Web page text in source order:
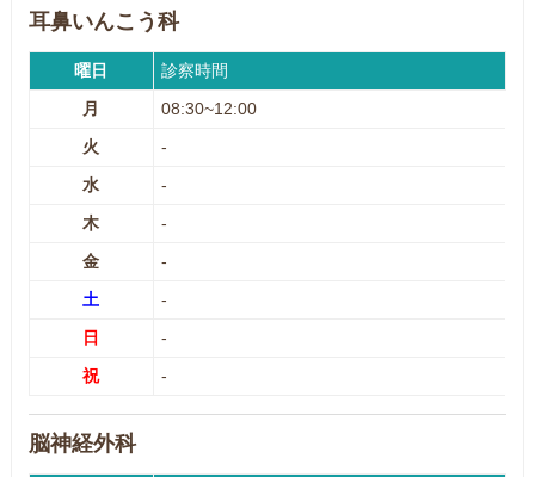
耳鼻いんこう科
曜日
診察時間
月
08:30~12:00
火
-
水
-
木
-
金
-
土
-
日
-
祝
-
脳神経外科